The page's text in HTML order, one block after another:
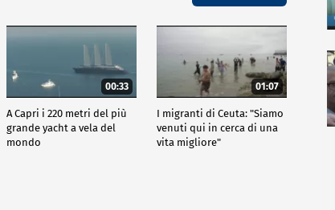
00:33
A Capri i 220 metri del più
grande yacht a vela del
mondo
01:07
I migranti di Ceuta: "Siamo
venuti qui in cerca di una
vita migliore"